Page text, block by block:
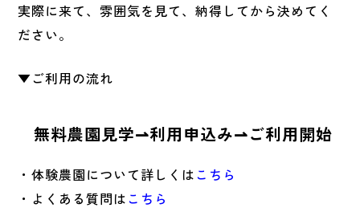
実際に来て、雰囲気を見て、納得してから決めてく
ださい。
▼ご利用の流れ
無料農園見学⇀利用申込み⇀ご利用開始
・体験農園について詳しくはこちら
・よくある質問はこちら